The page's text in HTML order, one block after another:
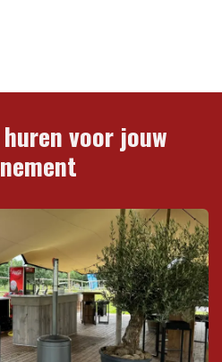
voor jouw